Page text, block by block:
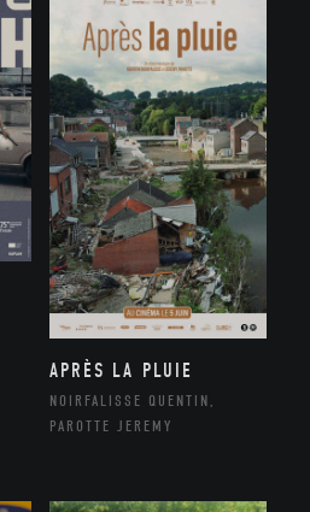
APRÈS LA PLUIE
NOIRFALISSE QUENTIN,
PAROTTE JEREMY